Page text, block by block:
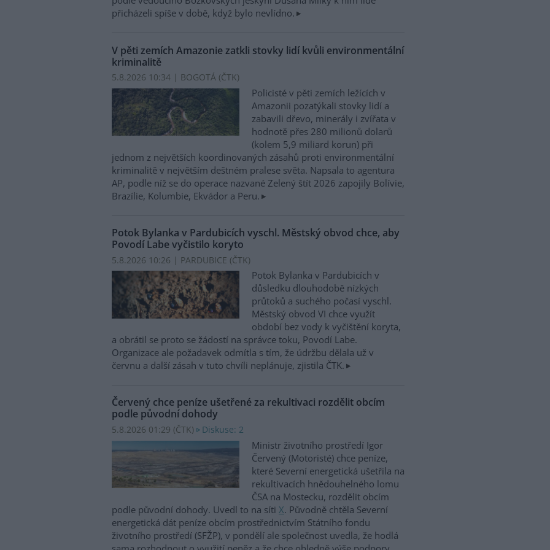
přicházeli spíše v době, když bylo nevlídno.
V pěti zemích Amazonie zatkli stovky lidí kvůli environmentální
kriminalitě
5.8.2026 10:34 | BOGOTÁ (ČTK)
Policisté v pěti zemích ležících v
Amazonii pozatýkali stovky lidí a
zabavili dřevo, minerály i zvířata v
hodnotě přes 280 milionů dolarů
(kolem 5,9 miliard korun) při
jednom z největších koordinovaných zásahů proti environmentální
kriminalitě v největším deštném pralese světa. Napsala to agentura
AP, podle níž se do operace nazvané Zelený štít 2026 zapojily Bolívie,
Brazílie, Kolumbie, Ekvádor a Peru.
Potok Bylanka v Pardubicích vyschl. Městský obvod chce, aby
Povodí Labe vyčistilo koryto
5.8.2026 10:26 | PARDUBICE (ČTK)
Potok Bylanka v Pardubicích v
důsledku dlouhodobě nízkých
průtoků a suchého počasí vyschl.
Městský obvod VI chce využít
období bez vody k vyčištění koryta,
a obrátil se proto se žádostí na správce toku, Povodí Labe.
Organizace ale požadavek odmítla s tím, že údržbu dělala už v
červnu a další zásah v tuto chvíli neplánuje, zjistila ČTK.
Červený chce peníze ušetřené za rekultivaci rozdělit obcím
podle původní dohody
5.8.2026 01:29 (ČTK) Diskuse: 2
Ministr životního prostředí Igor
Červený (Motoristé) chce peníze,
které Severní energetická ušetřila na
rekultivacích hnědouhelného lomu
ČSA na Mostecku, rozdělit obcím
podle původní dohody. Uvedl to na síti X. Původně chtěla Severní
energetická dát peníze obcím prostřednictvím Státního fondu
životního prostředí (SFŽP), v pondělí ale společnost uvedla, že hodlá